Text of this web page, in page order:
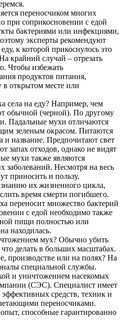
переносчиком многих
при соприкосновении с едой
бактериями или инфекциями,
эксперты рекомендуют
к которой прикоснулось это
крайний случай – отрезать
Чтобы избежать
продуктов питания,
в открытом месте или
села на еду? Например, чем
обычной (черной). По другому
Падальные мухи отличаются
зеленым окрасом. Питаются
название. Предпочитают свет
запах отходов, однако не видят
мухи также являются
заболеваний. Несмотря на весь
приносить и пользу.
их жизненного цикла,
время смерти погибшего.
переносит множество бактерий
с едой необходимо также
пищи полностью или
находилась.
мух? Обычно убить
делать в больших масштабах.
производстве или на полях? На
специальной службы.
и уничтожением насекомых
(СЭС). Специалист имеет
средств, техник и
переносчиками.
способные гарантированно